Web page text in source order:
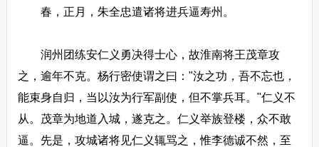
春，正月，朱全忠遣诸将进兵逼寿州。
润州团练安仁义勇决得士心，故淮南将王茂章攻
之，逾年不克。杨行密使谓之曰："汝之功，吾不忘也，
能束身自归，当以汝为行军副使，但不掌兵耳。"仁义不
从。茂章为地道入城，遂克之。仁义举族登楼，众不敢
逼。先是，攻城诸将见仁义辄骂之，惟李德诚不然，至